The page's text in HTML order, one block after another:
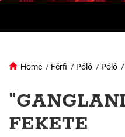
Home / Férfi / Póló / Póló /
FEKETE